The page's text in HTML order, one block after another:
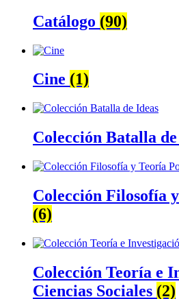
Catálogo (90)
Cine (1)
Colección Batalla
Colección Filosofía
(6)
Colección Teoría e
Ciencias Sociales (2)